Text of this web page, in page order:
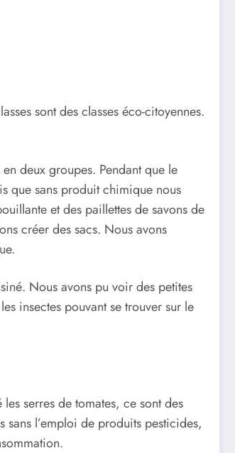
sont des classes éco-citoyennes.
deux groupes. Pendant que le
que sans produit chimique nous
et des paillettes de savons de
créer des sacs. Nous avons
Nous avons pu voir des petites
insectes pouvant se trouver sur le
serres de tomates, ce sont des
l’emploi de produits pesticides,